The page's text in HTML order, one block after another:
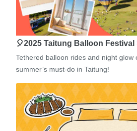
🎈2025 Taitung Balloon Festival
Tethered balloon rides and night
summer’s must-do in Taitung!